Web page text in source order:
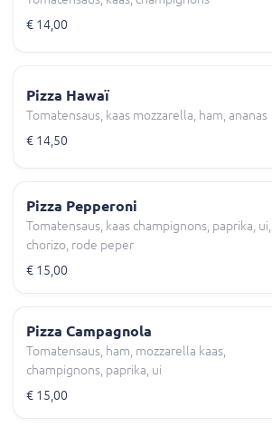
€ 14,00
Pizza Hawaï
Tomatensaus, kaas mozzarella, ham, ananas
€ 14,50
Pizza Pepperoni
Tomatensaus, kaas champignons, paprika, ui,
chorizo, rode peper
€ 15,00
Pizza Campagnola
Tomatensaus, ham, mozzarella kaas,
champignons, paprika, ui
€ 15,00